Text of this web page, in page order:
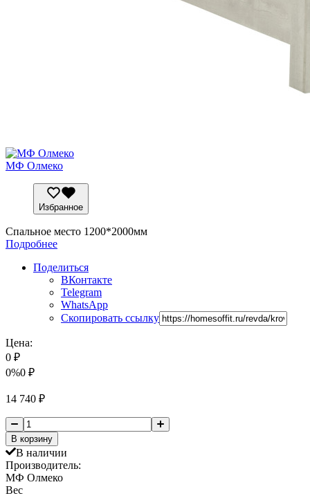
МФ Олмеко
Избранное
Спальное место 1200*2000мм
Подробнее
Поделиться
ВКонтакте
Telegram
WhatsApp
Скопировать ссылку
Цена:
0 ₽
0%0 ₽
14 740 ₽
В корзину
В наличии
Производитель:
МФ Олмеко
Вес